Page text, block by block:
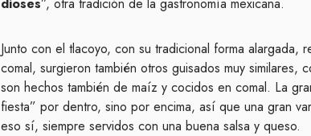
Junto con el tlacoyo, con su tradicional forma alargada,
comal, surgieron también otros guisados muy similares,
son hechos también de maíz y cocidos en comal. La
fiesta” por dentro, sino por encima, así que una gran
eso sí, siempre servidos con una buena salsa y queso.